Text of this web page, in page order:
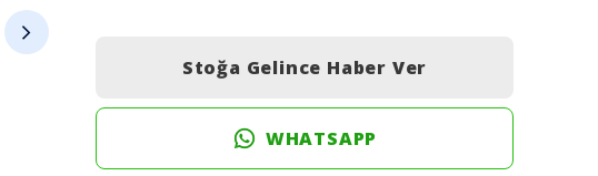
Stoğa Gelince Haber Ver
WHATSAPP